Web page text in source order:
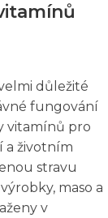
důležité
fungování
vitamínů pro
a životním
stravu
maso a
v